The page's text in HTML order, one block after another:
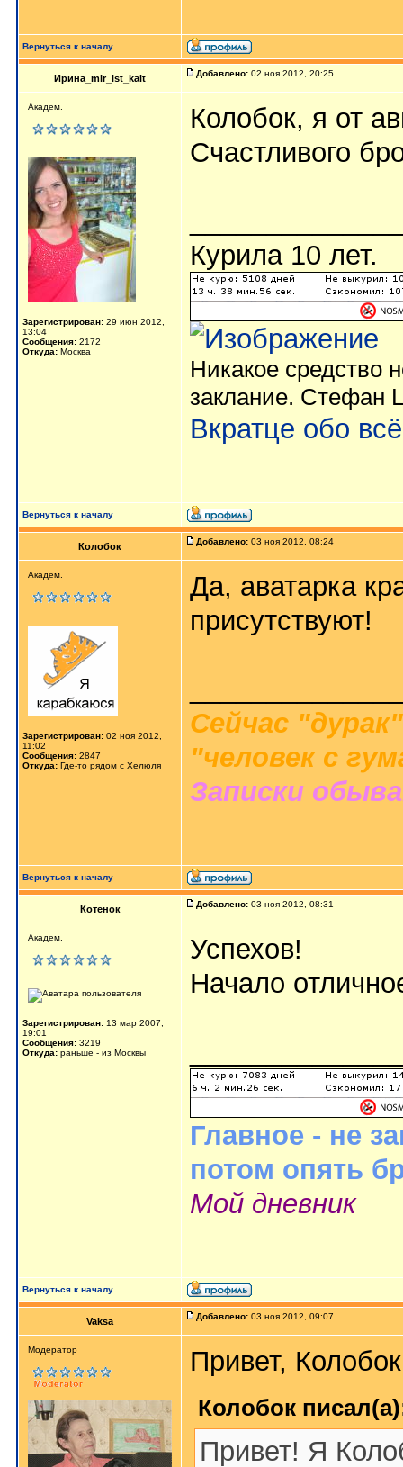
Вернуться к началу
Ирина_mir_ist_kalt Добавлено: 02 ноя 2012, 20:25
Академ.
Зарегистрирован: 29 июн 2012,
13:04
Сообщения: 2172
Откуда: Москва
Колобок, я от
Счастливого
Курила 10 лет.
Никакое средство
заклание. Стефан
Вкратце обо
Вернуться к началу
Колобок Добавлено: 03 ноя 2012, 08:24
Академ.
Зарегистрирован: 02 ноя 2012,
11:02
Сообщения: 2847
Откуда: Где-то рядом с Хелюля
Да, аватарка
присутствуют!
Сейчас
"человек с
Записки
Вернуться к началу
Котенок Добавлено: 03 ноя 2012, 08:31
Академ.
Зарегистрирован: 13 мар 2007,
19:01
Сообщения: 3219
Откуда: раньше - из Москвы
Успехов!
Начало
Главное - не
потом опять
Мой дневник
Вернуться к началу
Vaksa Добавлено: 03 ноя 2012, 09:07
Модератор Привет,
Колобок
Привет! Я